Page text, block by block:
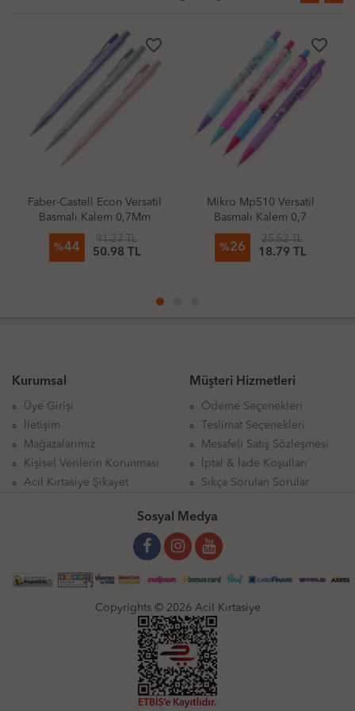
favorite_border
Faber-Castell Econ Versatil
Basmalı Kalem 0,7Mm
Pale (Adet)
%44
91.27 TL
50.98 TL
favorite_border
Mikro Mp510 Versatil
Basmalı Kalem 0,7
%26
25.52 TL
18.79 TL
Kurumsal
Üye Girişi
İletişim
Mağazalarımız
Kişisel Verilerin Korunması
Acil Kırtasiye Şikayet
Müşteri Hizmetleri
Ödeme Seçenekleri
Teslimat Seçenekleri
Mesafeli Satış Sözleşmesi
İptal & İade Koşulları
Sıkça Sorulan Sorular
Sosyal Medya
Copyrights © 2026 Acil Kırtasiye